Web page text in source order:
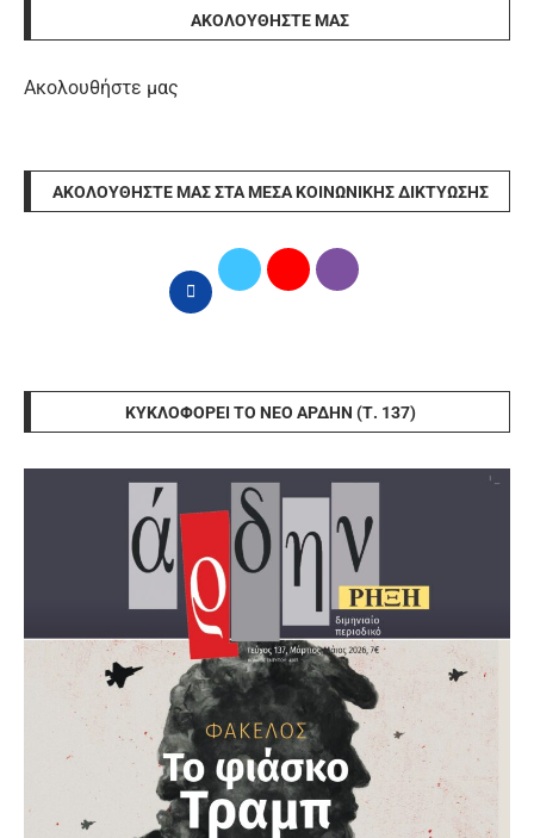
ΑΚΟΛΟΥΘΉΣΤΕ ΜΑΣ
Ακολουθήστε μας
ΑΚΟΛΟΥΘΉΣΤΕ ΜΑΣ ΣΤΑ ΜΈΣΑ ΚΟΙΝΩΝΙΚΉΣ ΔΙΚΤΎΩΣΗΣ
ΚΥΚΛΟΦΟΡΕΊ ΤΟ ΝΈΟ ΆΡΔΗΝ (Τ. 137)